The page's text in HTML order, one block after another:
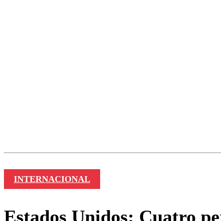
INTERNACIONAL
Estados Unidos: Cuatro